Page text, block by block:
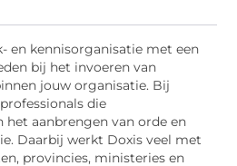
en kennisorganisatie met een
bij het invoeren van
jouw organisatie. Bij
die
het aanbrengen van orde en
Daarbij werkt Doxis veel met
provincies, ministeries en